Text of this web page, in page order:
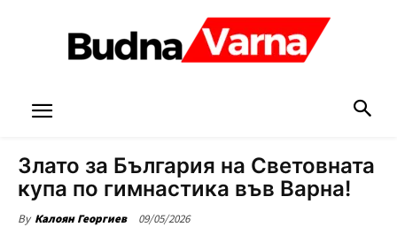
Злато за България на Световната
купа по гимнастика във Варна!
By Калоян Георгиев 09/05/2026